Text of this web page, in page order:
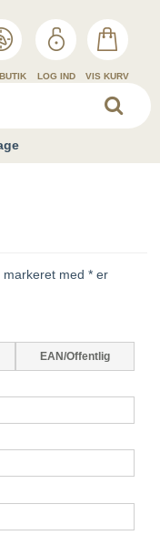
LOG IND VIS KURV
med * er
EAN/Offentlig